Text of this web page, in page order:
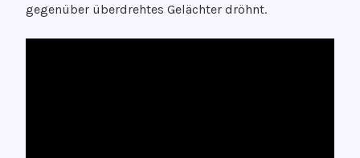
gegenüber überdrehtes Gelächter dröhnt.